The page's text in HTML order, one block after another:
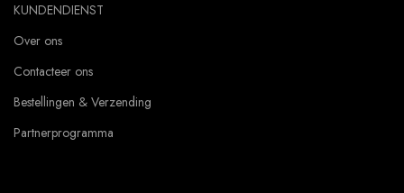
KUNDENDIENST
Over ons
Contacteer ons
Bestellingen & Verzending
Partnerprogramma